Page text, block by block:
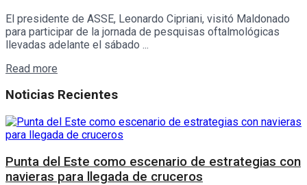
El presidente de ASSE, Leonardo Cipriani, visitó Maldonado
para participar de la jornada de pesquisas oftalmológicas
llevadas adelante el sábado ...
Read more
Noticias Recientes
Punta del Este como escenario de estrategias con
navieras para llegada de cruceros